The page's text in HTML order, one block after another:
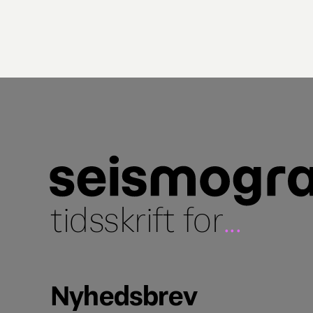
tidsskrift for...
Nyhedsbrev